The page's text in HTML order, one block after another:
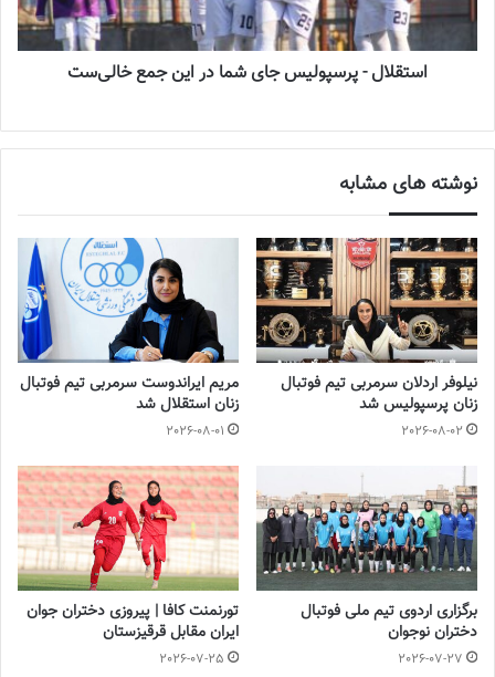
شبنم بهشت دروازه‌ی خاتون را باز کردند، در ادامه نیز سیرجانی‌ها
موقعیت‌هایی داشتند که از آن استفاده نکردند.
اما در شروع نیمه دوم روند بازی تغییر کرده و این خاتونی‌ها بودند که به
زهرا قنبری خانم گل فصل گذشته‌ی لیگ برتر موفق شد در ریباند توپی
که به تیر دروازه اصابت کرده بود، این توپ را وارد دروازه کند تا یک گل
بسیار حساس را به ثمر رسانده باشد.
نوشته های مشابه
چالش هاى ليست جدید تيم ملى فوتبال
زنان
2023-06-14
2023-12-24
دعوت آزمون از 30 بازیکن به اردوی تیم ملی
2023-03-21
آینده درخشانی در انتظار فوتبال بانوان است
استقلال - پرسپولیس جای شما در این جمع خالی‌ست
نوشته های مشابه
نیلوفر اردلان سرمربی تیم فوتبال
زنان پرسپولیس شد
2026-08-02
مریم ایراندوست سرمربی تیم فوتبال
زنان استقلال شد
2026-08-01
برگزاری اردوی تیم ملی فوتبال
دختران نوجوان
2026-07-27
تورنمنت کافا | پیروزی دختران جوان
ایران مقابل قرقیزستان
2026-07-25